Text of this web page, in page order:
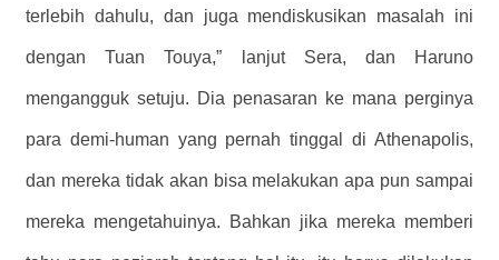
terlebih dahulu, dan juga mendiskusikan masalah ini
dengan Tuan Touya,” lanjut Sera, dan Haruno
mengangguk setuju. Dia penasaran ke mana perginya
para demi-human yang pernah tinggal di Athenapolis,
dan mereka tidak akan bisa melakukan apa pun sampai
mereka mengetahuinya. Bahkan jika mereka memberi